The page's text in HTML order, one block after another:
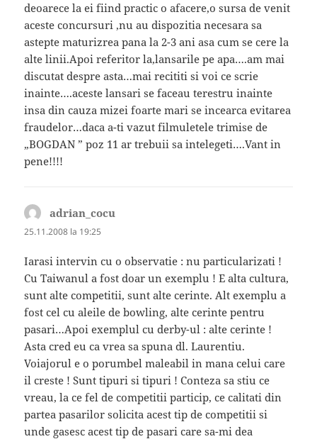
deoarece la ei fiind practic o afacere,o sursa de venit
aceste concursuri ,nu au dispozitia necesara sa
astepte maturizrea pana la 2-3 ani asa cum se cere la
alte linii.Apoi referitor la,lansarile pe apa….am mai
discutat despre asta…mai recititi si voi ce scrie
inainte….aceste lansari se faceau terestru inainte
insa din cauza mizei foarte mari se incearca evitarea
fraudelor…daca a-ti vazut filmuletele trimise de
„BOGDAN ” poz 11 ar trebuii sa intelegeti….Vant in
pene!!!!
adrian_cocu
25.11.2008 la 19:25
Iarasi intervin cu o observatie : nu particularizati !
Cu Taiwanul a fost doar un exemplu ! E alta cultura,
sunt alte competitii, sunt alte cerinte. Alt exemplu a
fost cel cu aleile de bowling, alte cerinte pentru
pasari…Apoi exemplul cu derby-ul : alte cerinte !
Asta cred eu ca vrea sa spuna dl. Laurentiu.
Voiajorul e o porumbel maleabil in mana celui care
il creste ! Sunt tipuri si tipuri ! Conteza sa stiu ce
vreau, la ce fel de competitii particip, ce calitati din
partea pasarilor solicita acest tip de competitii si
unde gasesc acest tip de pasari care sa-mi dea